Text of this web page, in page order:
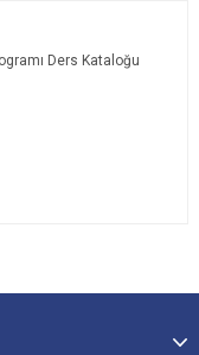
Ders Kataloğu